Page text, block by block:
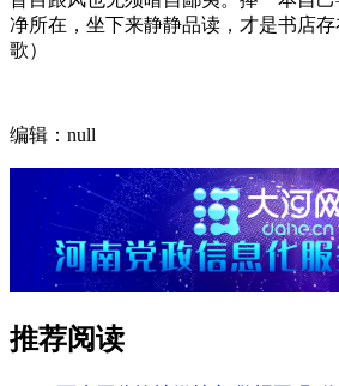
净所在，坐下来静静品读，才是书店
歌）
编辑：null
推荐阅读